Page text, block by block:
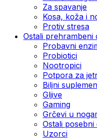
Za spavanje
Kosa, koža i
Protiv stresa
Ostali prehrambeni
Probavni
Probiotici
Nootropici
Potpora za
Biljni
Gljive
Gaming
Grčevi u
Ostali
Uzorci